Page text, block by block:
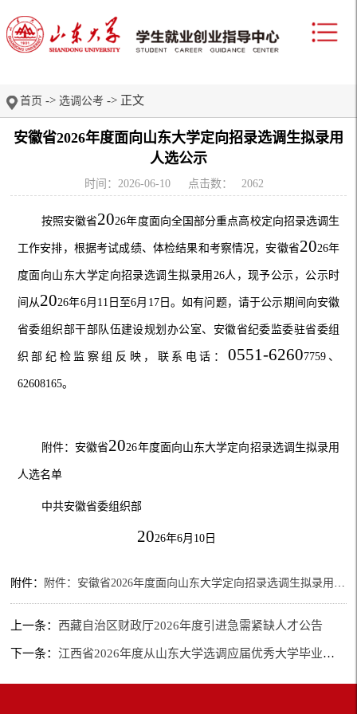
首页 -> 选调公考 -> 正文
安徽省2026年度面向山东大学定向招录选调生拟录用
人选公示
时间：2026-06-10 点击数： 2062
按照安徽省2026年度面向全国部分重点高校定向招录选调生
工作安排 ，根据考试成绩、体检结果和考察情况，安徽省2026年
度面向山东大学定向招录选调生拟录用 26人 ，现予公示 ， 公示时
间从2026年6月 11 日至6月 17日。如有问题， 请于公示期间向安徽
省委组织部干部队伍建设规划办公室、安徽省纪委监委驻省委组
织部纪检监察组 反映 ， 联系电话： 0551-62607759、
62608165。
附件：安徽省2026年度面向山东大学定向招录选调生拟录用
人选名单
中共安徽省委组织部
2026年6月 10日
附件： 附件：安徽省2026年度面向山东大学定向招录选调生拟录用人选名单.xls
上一条： 西藏自治区财政厅2026年度引进急需紧缺人才公告
下一条：江西省2026年度从山东大学选调应届优秀大学毕业生拟录用人员公示公告